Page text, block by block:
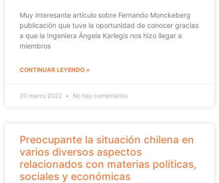
Muy interesante artículo sobre Fernando Monckeberg
publicación que tuve la oportunidad de conocer gracias
a que la Ingeniera Ángela Karlegis nos hizo llegar a
miembros
CONTINUAR LEYENDO »
30 marzo 2022 No hay comentarios
Preocupante la situación chilena en
varios diversos aspectos
relacionados con materias políticas,
sociales y económicas